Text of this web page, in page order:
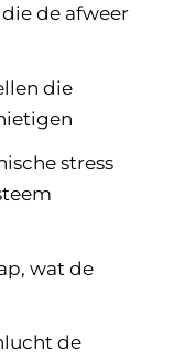
de afweer
die
stress
wat de
de